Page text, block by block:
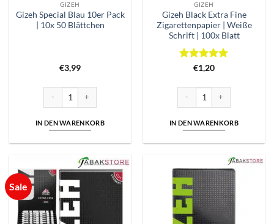
GIZEH
Gizeh Special Blau 10er Pack
| 10x 50 Blättchen
€3,99
IN DEN WARENKORB
GIZEH
Gizeh Black Extra Fine
Zigarettenpapier | Weiße
Schrift | 100x Blatt
Bewertet
5
€1,20
IN DEN WARENKORB
Sale